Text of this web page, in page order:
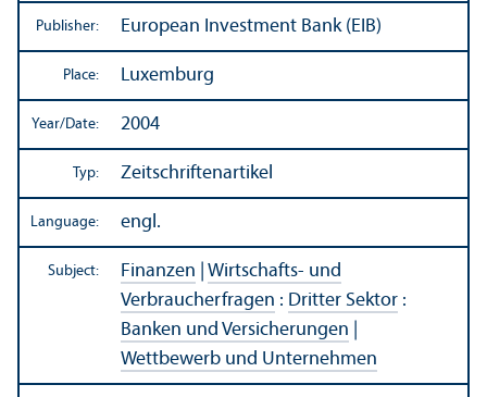
Publisher: European Investment Bank (EIB)
Place: Luxemburg
Year/Date: 2004
Typ: Zeitschriftenartikel
Language: engl.
Subject: Finanzen
Wirtschafts- und
Verbraucherfragen : Dritter Sektor :
Banken und Versicherungen
Wettbewerb und Unternehmen